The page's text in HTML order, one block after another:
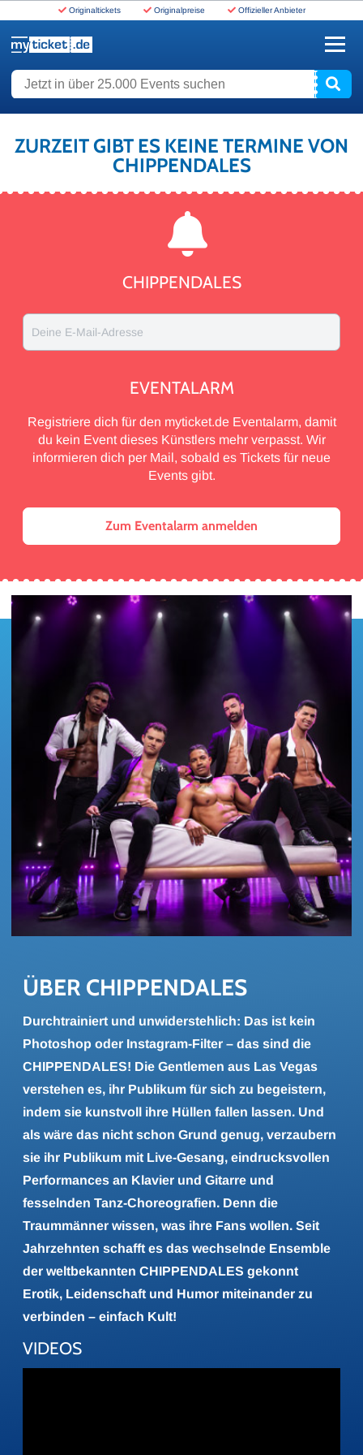
Originaltickets Originalpreise Offizieller Anbieter
Jetzt in über 25.000 Events suchen
ZURZEIT GIBT ES KEINE TERMINE VON
CHIPPENDALES
CHIPPENDALES
Deine E-Mail-Adresse
EVENTALARM
Registriere dich für den myticket.de Eventalarm, damit
du kein Event dieses Künstlers mehr verpasst. Wir
informieren dich per Mail, sobald es Tickets für neue
Events gibt.
Zum Eventalarm anmelden
ÜBER CHIP­PEN­DA­LES
Durchtrainiert und unwiderstehlich: Das ist kein
Photoshop oder Instagram-Filter – das sind die
CHIPPENDALES! Die Gentlemen aus Las Vegas
verstehen es, ihr Publikum für sich zu begeistern,
indem sie kunstvoll ihre Hüllen fallen lassen. Und
als wäre das nicht schon Grund genug, verzaubern
sie ihr Publikum mit Live-Gesang, eindrucksvollen
Performances an Klavier und Gitarre und
fesselnden Tanz-Choreografien. Denn die
Traummänner wissen, was ihre Fans wollen. Seit
Jahrzehnten schafft es das wechselnde Ensemble
der weltbekannten CHIPPENDALES gekonnt
Erotik, Leidenschaft und Humor miteinander zu
verbinden – einfach Kult!
VIDEOS